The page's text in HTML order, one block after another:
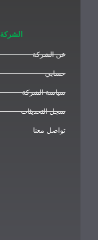
الشركة
عن الشركة
حسابي
سياسة الشركة
سجل التحديثات
تواصل معنا